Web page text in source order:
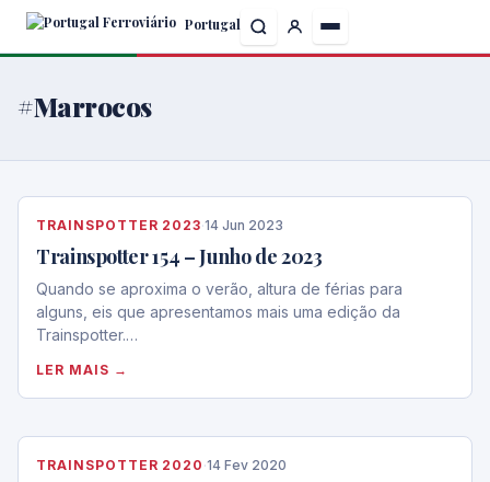
Skip
content
Portugal
#Marrocos
TRAINSPOTTER 2023·14 Jun 2023
Trainspotter 154 – Junho de 2023
Quando se aproxima o verão, altura de férias para
alguns, eis que apresentamos mais uma edição da
Trainspotter.…
LER MAIS →
TRAINSPOTTER 2020 ·14 Fev 2020